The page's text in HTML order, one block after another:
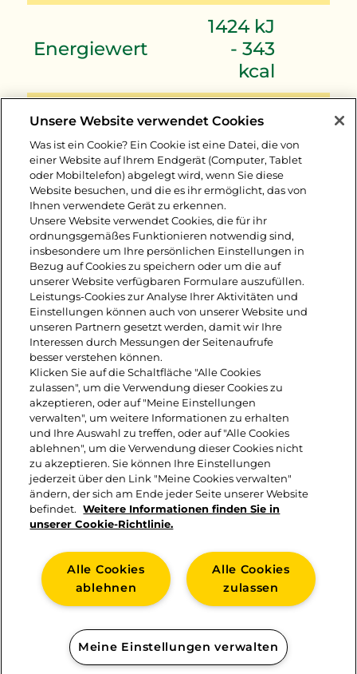
Energiewert
1424 kJ
- 343
kcal
Fett
27 g
- davon gesättigte
Fettsäuren
18 g
Kohlenhydrate
1,5 g
- davon Zucker
< 0,5 g
Eiweiß
23,5 g
Salz
2,1 g
Calcium
780
mg -
98 %*
KONTAKT
IMPRESSUM
Unsere Website verwendet Cookies
Was ist ein Cookie? Ein Cookie ist eine Datei, die von
einer Website auf Ihrem Endgerät (Computer, Tablet
oder Mobiltelefon) abgelegt wird, wenn Sie diese
Website besuchen, und die es ihr ermöglicht, das von
Ihnen verwendete Gerät zu erkennen.
Unsere Website verwendet Cookies, die für ihr
ordnungsgemäßes Funktionieren notwendig sind,
insbesondere um Ihre persönlichen Einstellungen in
Bezug auf Cookies zu speichern oder um die auf
unserer Website verfügbaren Formulare auszufüllen.
Leistungs-Cookies zur Analyse Ihrer Aktivitäten und
Einstellungen können auch von unserer Website und
unseren Partnern gesetzt werden, damit wir Ihre
Interessen durch Messungen der Seitenaufrufe
besser verstehen können.
Klicken Sie auf die Schaltfläche "Alle Cookies
zulassen", um die Verwendung dieser Cookies zu
akzeptieren, oder auf "Meine Einstellungen
verwalten", um weitere Informationen zu erhalten
und Ihre Auswahl zu treffen, oder auf "Alle Cookies
ablehnen", um die Verwendung dieser Cookies nicht
zu akzeptieren. Sie können Ihre Einstellungen
jederzeit über den Link "Meine Cookies verwalten"
ändern, der sich am Ende jeder Seite unserer Website
befindet. Weitere Informationen finden Sie in
unserer Cookie-Richtlinie.
Alle Cookies
zulassen
Alle Cookies
ablehnen
Meine Einstellungen verwalten